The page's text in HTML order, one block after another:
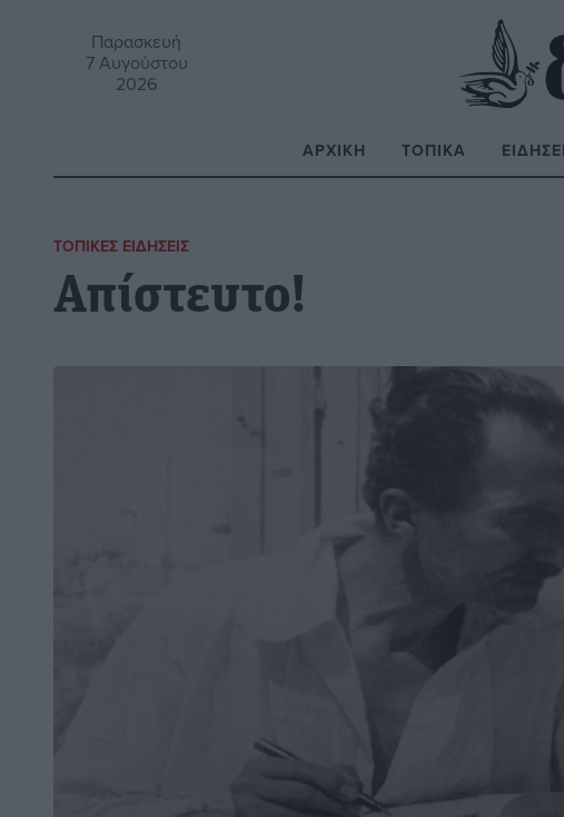
Παρασκευή
7 Αυγούστου
2026
ΑΡΧΙΚΉ ΤΟΠΙΚΆ
ΤΟΠΙΚΈΣ ΕΙΔΉΣΕΙΣ
Απίστευτο!